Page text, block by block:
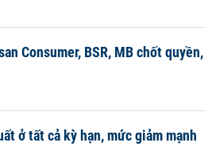
Consumer, BSR, MB chốt quyền,
ở tất cả kỳ hạn, mức giảm mạnh